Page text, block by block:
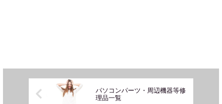
パソコンパーツ・周辺機器等修
理品一覧